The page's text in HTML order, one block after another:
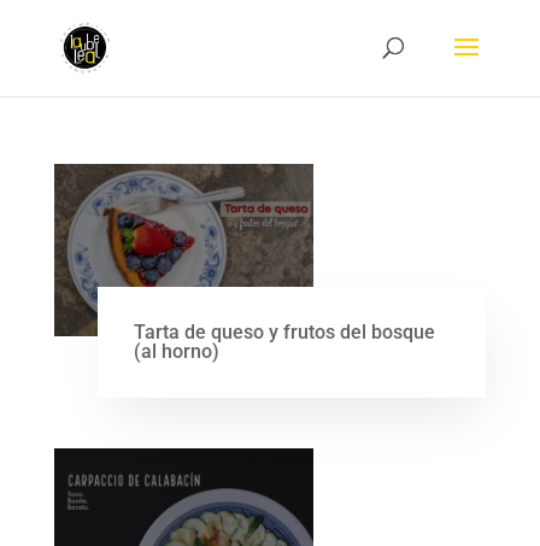
Tarta de queso y frutos del bosque
(al horno)